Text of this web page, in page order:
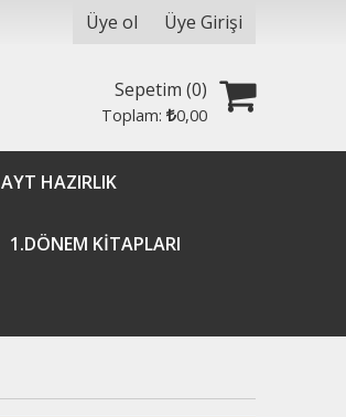
Üye ol Üye Girişi
Sepetim (0)
Toplam: 0,00
AYT HAZIRLIK
1.DÖNEM KİTAPLARI